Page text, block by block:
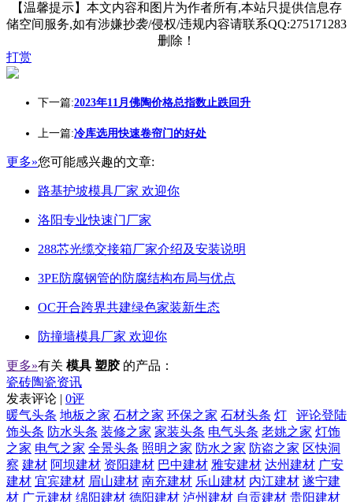
【温馨提示】本文内容和图片为作者所有,本站只提供信息存
储空间服务,如有涉嫌抄袭/侵权/违规内容请联系QQ:275171283
删除！
打赏
下一篇:2023年11月佛陶价格总指数止跌回升
上一篇:冷库选用快速卷帘门的好处
更多»您可能感兴趣的文章:
路基护坡模具厂家 欢迎你
洛阳专业快速门厂家
288芯光缆交接箱厂家介绍及安装说明
3PE防腐钢管的防腐结构布局与优点
OC开合跨界共建绿色家装新生态
防撞墙模具厂家 欢迎你
更多»有关 模具 塑胶 的产品：
瓷砖陶瓷资讯
发表评论 | 0评
评论登陆
暖气头条 地板之家 石材之家 环保之家 石材头条 灯
饰头条 防水头条 装修之家 家装头条 电气头条 老姚之家 灯饰
之家 电气之家 全景头条 照明之家 防水之家 防盗之家 区快洞
察 建材 阿坝建材 资阳建材 巴中建材 雅安建材 达州建材 广安
建材 宜宾建材 眉山建材 南充建材 乐山建材 内江建材 遂宁建
材 广元建材 绵阳建材 德阳建材 泸州建材 自贡建材 贵阳建材